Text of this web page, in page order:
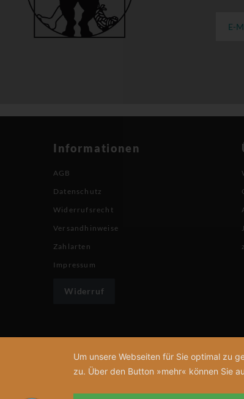
Informationen
AGB
Datenschutz
Widerrufsrecht
Versandhinweise
Zahlarten
Impressum
Widerruf
Um unsere Webseiten für Sie optimal zu
zu. Über den Button »mehr« können Sie